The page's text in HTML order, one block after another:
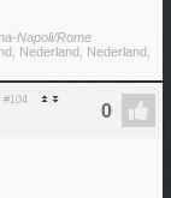
Napoli/Rome
Nederland, Nederland,
#104